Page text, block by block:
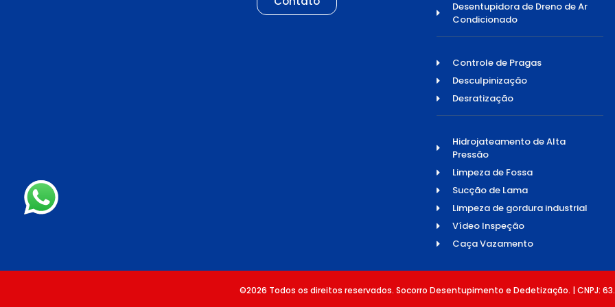
Desentupidora de Dreno de Ar
Condicionado
Controle de Pragas
Desculpinização
Desratização
Hidrojateamento de Alta
Pressão
Limpeza de Fossa
Sucção de Lama
Limpeza de gordura industrial
Vídeo Inspeção
Caça Vazamento
©2026 Todos os direitos reservados. Socorro Desentupimento e Dedetização. | CNPJ: